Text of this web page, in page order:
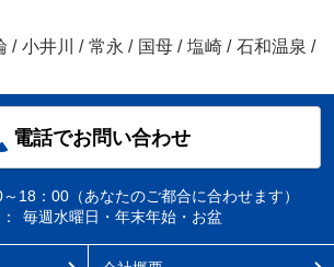
/ 小井川 / 常永 / 国母 / 塩崎 / 石和温泉 /
電話でお問い合わせ
18：00（あなたのご都合に合わせます）
毎週水曜日・年末年始・お盆